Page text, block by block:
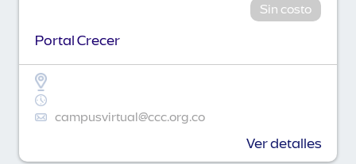
Sin costo
Portal Crecer
campusvirtual@ccc.org.co
Ver detalles